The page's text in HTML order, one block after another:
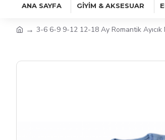
ANA SAYFA GIYIM & AKSESUAR
3-6 6-9 9-12 12-18 Ay Romantik Ayıcık